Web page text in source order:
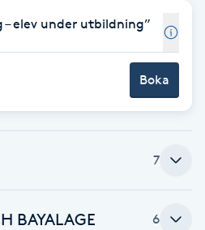
– elev under utbildning”
Boka
7
BAYALAGE 6